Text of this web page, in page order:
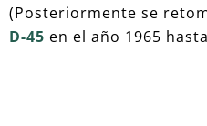
(Posteriormente se
D-45 en el año 1965